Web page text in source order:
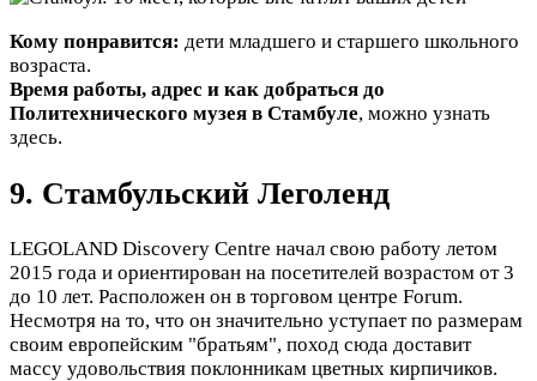
Кому понравится: дети младшего и старшего школьного
возраста.
Время работы, адрес и как добраться до
Политехнического музея в Стамбуле, можно узнать
здесь.
9. Стамбульский Леголенд
LEGOLAND Discovery Centre начал свою работу летом
2015 года и ориентирован на посетителей возрастом от 3
до 10 лет. Расположен он в торговом центре Forum.
Несмотря на то, что он значительно уступает по размерам
своим европейским "братьям", поход сюда доставит
массу удовольствия поклонникам цветных кирпичиков.